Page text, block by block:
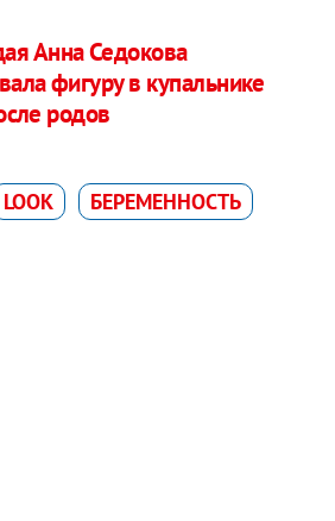
Анна Седокова
фигуру в купальнике
родов
LOOK БЕРЕМЕННОСТЬ